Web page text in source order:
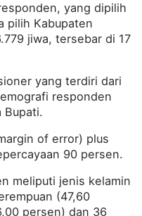
yang dipilih
pilih Kabupaten
jiwa, tersebar di 17
yang terdiri dari
responden
Bupati.
of error) plus
90 persen.
meliputi jenis kelamin
(47,60
persen) dan 36